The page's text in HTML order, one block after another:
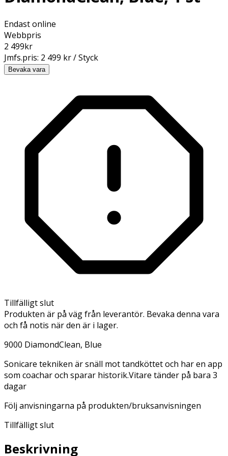
Endast online
Webbpris
2 499kr
Jmfs.pris: 2 499 kr / Styck
Bevaka vara
Tillfälligt slut
Produkten är på väg från leverantör. Bevaka denna vara
och få notis när den är i lager.
9000 DiamondClean, Blue
Sonicare tekniken är snäll mot tandköttet och har en app
som coachar och sparar historik.Vitare tänder på bara 3
dagar
Följ anvisningarna på produkten/bruksanvisningen
Tillfälligt slut
Beskrivning